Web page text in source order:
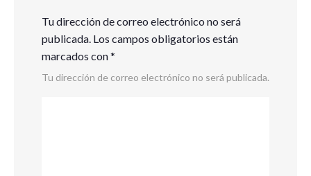
Tu dirección de correo electrónico no será
publicada. Los campos obligatorios están
marcados con*
Tu dirección de correo electrónico no será publicada.